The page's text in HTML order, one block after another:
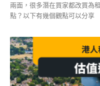
兩面，很多潛在買家都改買為
點？以下有幾個觀點可以分享